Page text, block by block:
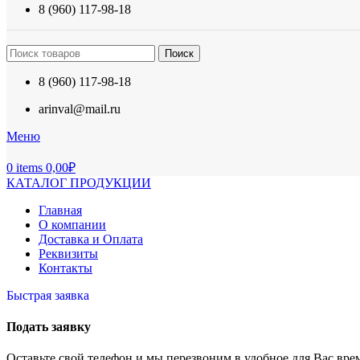
8 (960) 117-98-18
Поиск
8 (960) 117-98-18
arinval@mail.ru
Меню
0 items 0,00₽
КАТАЛОГ ПРОДУКЦИИ
Главная
О компании
Доставка и Оплата
Реквизиты
Контакты
Быстрая заявка
Подать заявку